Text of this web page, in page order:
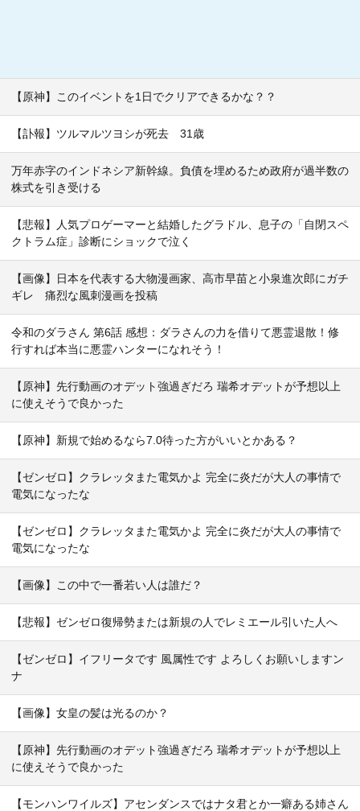
【原神】このイベントを1日でクリアできるかな？？
【訃報】ツルマルツヨシが死去 31歳
万年赤字のインドネシア新幹線。負債を埋めるため政府が過半数の
株式を引き受ける
【悲報】人気プロゲーマーと結婚したグラドル、息子の「自閉スペ
クトラム症」診断にショックで泣く
【画像】日本を代表する大物漫画家、高市早苗と小泉進次郎にガチ
ギレ 痛烈な風刺漫画を投稿
令和のダラさん 第6話 感想：ダラさんの力を借りて悪霊退散！修
行すれば本当に悪霊ハンターになれそう！
【原神】先行動画のオデット強過ぎだろ 瑞希オデットが予想以上
に使えそうで良かった
【原神】新規で始めるなら7.0待った方がいいとかある？
【ゼンゼロ】クラレッタまた電気かよ 完全に炎だが大人の事情で
電気になったな
【ゼンゼロ】クラレッタまた電気かよ 完全に炎だが大人の事情で
電気になったな
【画像】この中で一番若い人は誰だ？
【悲報】ゼンゼロ復帰勢または新規の人でレミエール引いた人へ
【ゼンゼロ】イフリータです 風属性です よろしくお願いしますン
ナ
【画像】女皇の髪は光るのか？
【原神】先行動画のオデット強過ぎだろ 瑞希オデットが予想以上
に使えそうで良かった
【モンハンワイルズ】アセンダンスではナタ君とか一癖ある姉さん